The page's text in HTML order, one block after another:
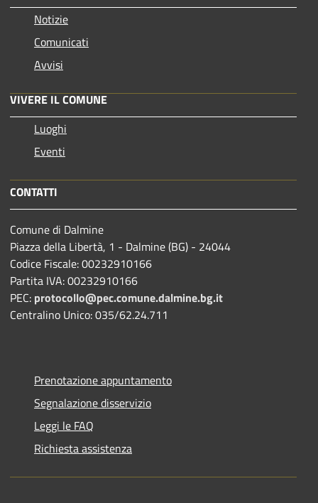
Notizie
Comunicati
Avvisi
VIVERE IL COMUNE
Luoghi
Eventi
CONTATTI
Comune di Dalmine
Piazza della Libertà, 1 - Dalmine (BG) - 24044
Codice Fiscale: 00232910166
Partita IVA: 00232910166
PEC: protocollo@pec.comune.dalmine.bg.it
Centralino Unico: 035/62.24.711
Prenotazione appuntamento
Segnalazione disservizio
Leggi le FAQ
Richiesta assistenza